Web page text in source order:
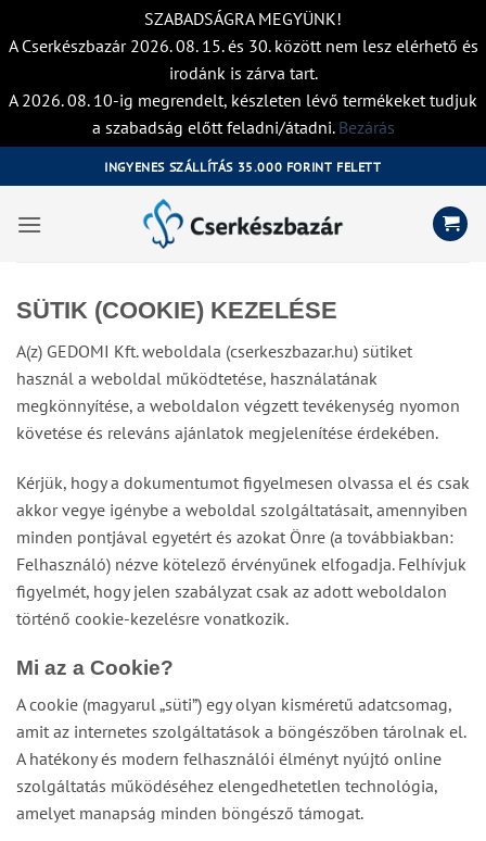
SZABADSÁGRA MEGYÜNK!
A Cserkészbazár 2026. 08. 15. és 30. között nem lesz elérhető és
irodánk is zárva tart.
A 2026. 08. 10-ig megrendelt, készleten lévő termékeket tudjuk
a szabadság előtt feladni/átadni. Bezárás
to
content
INGYENES SZÁLLÍTÁS 35.000 FORINT FELETT
SÜTIK (COOKIE) KEZELÉSE
A(z) GEDOMI Kft. weboldala (cserkeszbazar.hu) sütiket
használ a weboldal működtetése, használatának
megkönnyítése, a weboldalon végzett tevékenység nyomon
követése és releváns ajánlatok megjelenítése érdekében.
Kérjük, hogy a dokumentumot figyelmesen olvassa el és csak
akkor vegye igénybe a weboldal szolgáltatásait, amennyiben
minden pontjával egyetért és azokat Önre (a továbbiakban:
Felhasználó) nézve kötelező érvényűnek elfogadja. Felhívjuk
figyelmét, hogy jelen szabályzat csak az adott weboldalon
történő cookie-kezelésre vonatkozik.
Mi az a Cookie?
A cookie (magyarul „süti”) egy olyan kisméretű adatcsomag,
amit az internetes szolgáltatások a böngészőben tárolnak el.
A hatékony és modern felhasználói élményt nyújtó online
szolgáltatás működéséhez elengedhetetlen technológia,
amelyet manapság minden böngésző támogat.